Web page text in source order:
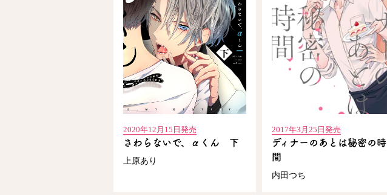
2020年12月15日発売
さわらないで、αくん 下
上原あり
2017年3月25日発売
ディナーのあとは秘密の時
間
内田つち